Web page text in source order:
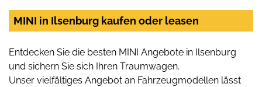
MINI in Ilsenburg kaufen oder leasen
Entdecken Sie die besten MINI Angebote in Ilsenburg
und sichern Sie sich Ihren Traumwagen.
Unser vielfältiges Angebot an Fahrzeugmodellen lässt